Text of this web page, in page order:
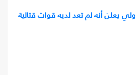
يعلن أنه لم تعد لديه قوات قتالية